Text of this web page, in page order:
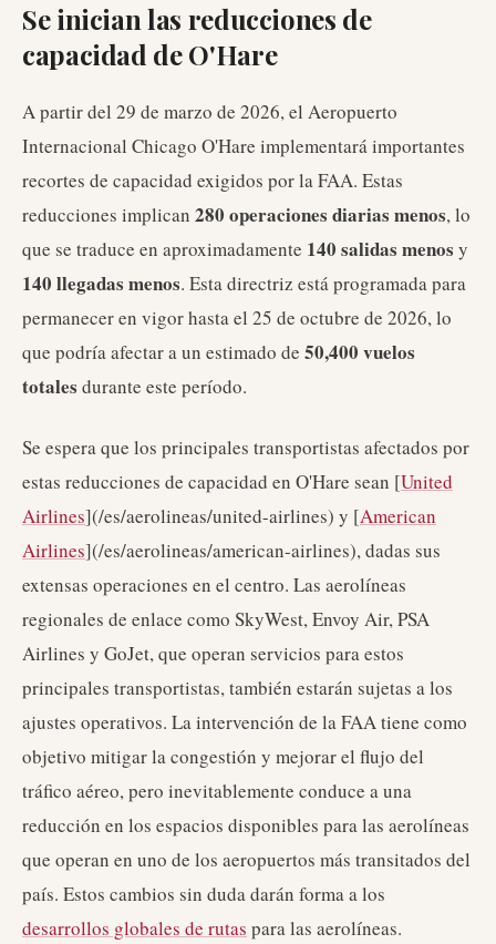
Se inician las reducciones de
capacidad de O'Hare
A partir del 29 de marzo de 2026, el Aeropuerto
Internacional Chicago O'Hare implementará importantes
recortes de capacidad exigidos por la FAA. Estas
reducciones implican 280 operaciones diarias menos, lo
que se traduce en aproximadamente 140 salidas menos y
140 llegadas menos. Esta directriz está programada para
permanecer en vigor hasta el 25 de octubre de 2026, lo
que podría afectar a un estimado de 50,400 vuelos
totales durante este período.
Se espera que los principales transportistas afectados por
estas reducciones de capacidad en O'Hare sean [United
Airlines](/es/aerolineas/united-airlines) y [American
Airlines](/es/aerolineas/american-airlines), dadas sus
extensas operaciones en el centro. Las aerolíneas
regionales de enlace como SkyWest, Envoy Air, PSA
Airlines y GoJet, que operan servicios para estos
principales transportistas, también estarán sujetas a los
ajustes operativos. La intervención de la FAA tiene como
objetivo mitigar la congestión y mejorar el flujo del
tráfico aéreo, pero inevitablemente conduce a una
reducción en los espacios disponibles para las aerolíneas
que operan en uno de los aeropuertos más transitados del
país. Estos cambios sin duda darán forma a los
desarrollos globales de rutas para las aerolíneas.